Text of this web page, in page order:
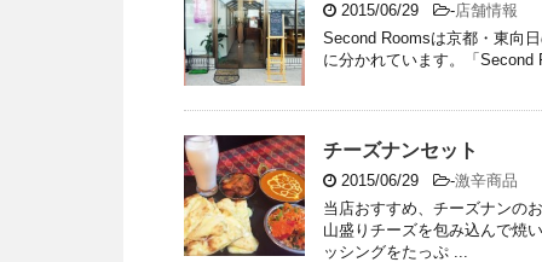
2015/06/29 -店舗情報
Second Roomsは京都・東向
に分かれています。「
チーズナンセット
2015/06/29 -激辛商品
当店おすすめ、チーズナンの
山盛りチーズを包み込んで焼
ッシングをたっぷ ...